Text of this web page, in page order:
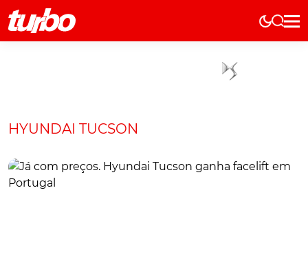
Elétricos
Testes
Comerciais
Curiosidades
HYUNDAI TUCSON